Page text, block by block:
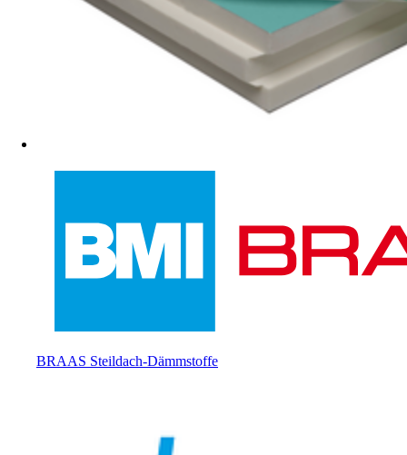
BRAAS Steildach-Dämmstoffe